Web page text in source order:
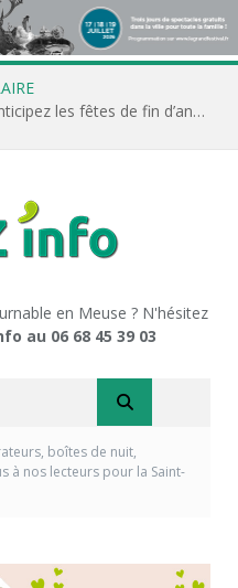
Commerçants, associations… anticipez les fêtes de fin d’année avec Meuz’Info
en Meuse ? N'hésitez
au 06 68 45 39 03
boîtes de nuit,
à nos lecteurs pour la Saint-